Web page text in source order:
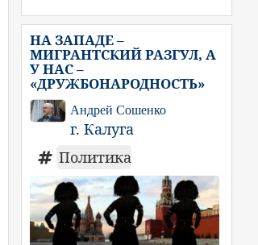
НА ЗАПАДЕ –
МИГРАНТСКИЙ РАЗГУЛ, А
У НАС –
«ДРУЖБОНАРОДНОСТЬ»
Андрей Сошенко
г. Калуга
Политика